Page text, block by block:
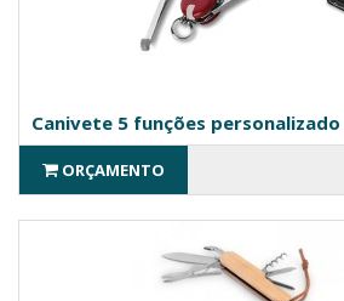
Canivete 5 funções personalizado
ORÇAMENTO